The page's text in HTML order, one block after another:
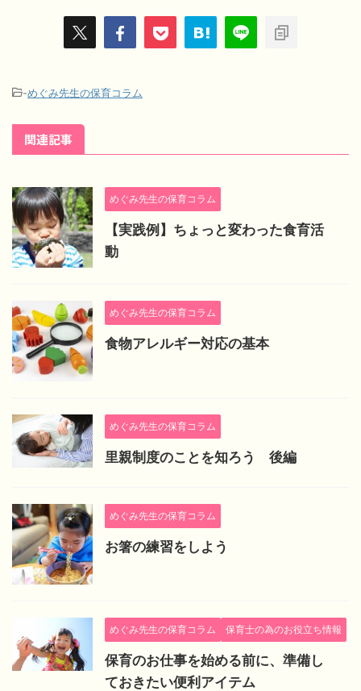
-めぐみ先生の保育コラム
関連記事
めぐみ先生の保育コラム
【実践例】ちょっと変わった食育活
動
めぐみ先生の保育コラム
食物アレルギー対応の基本
めぐみ先生の保育コラム
里親制度のことを知ろう 後編
めぐみ先生の保育コラム
お箸の練習をしよう
めぐみ先生の保育コラム 保育士の為のお役立ち情報
保育のお仕事を始める前に、準備し
ておきたい便利アイテム